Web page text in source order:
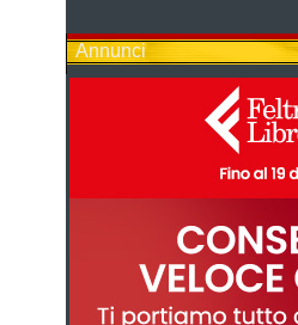
Annunci